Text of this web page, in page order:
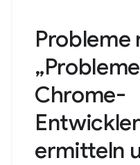
Probleme
Chrome-
ermitteln